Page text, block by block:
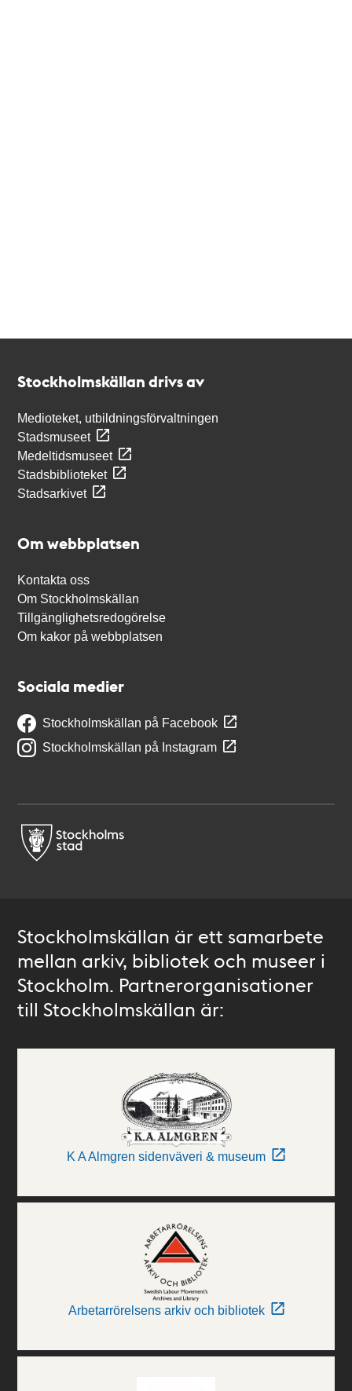
Stockholmskällan drivs av
Medioteket, utbildningsförvaltningen
Stadsmuseet
Medeltidsmuseet
Stadsbiblioteket
Stadsarkivet
Om webbplatsen
Kontakta oss
Om Stockholmskällan
Tillgänglighetsredogörelse
Om kakor på webbplatsen
Sociala medier
Stockholmskällan på Facebook
Stockholmskällan på Instagram
Stockholmskällan är ett samarbete
mellan arkiv, bibliotek och museer i
Stockholm. Partnerorganisationer
till Stockholmskällan är:
K A Almgren sidenväveri & museum
Arbetarrörelsens arkiv och bibliotek